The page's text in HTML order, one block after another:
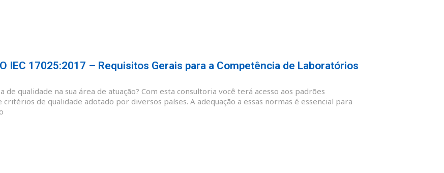
IEC 17025:2017 – Requisitos Gerais para a Competência de Laboratórios
qualidade na sua área de atuação? Com esta consultoria você terá acesso aos padrões
de qualidade adotado por diversos países. A adequação a essas normas é essencial para